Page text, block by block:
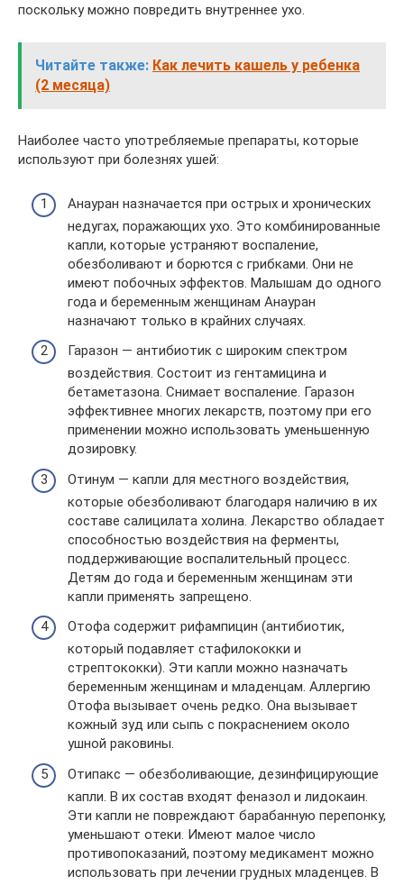
поскольку можно повредить внутреннее ухо.
Читайте также: Как лечить кашель у ребенка
(2 месяца)
Наиболее часто употребляемые препараты, которые
используют при болезнях ушей:
Анауран назначается при острых и хронических
недугах, поражающих ухо. Это комбинированные
капли, которые устраняют воспаление,
обезболивают и борются с грибками. Они не
имеют побочных эффектов. Малышам до одного
года и беременным женщинам Анауран
назначают только в крайних случаях.
Гаразон — антибиотик с широким спектром
воздействия. Состоит из гентамицина и
бетаметазона. Снимает воспаление. Гаразон
эффективнее многих лекарств, поэтому при его
применении можно использовать уменьшенную
дозировку.
Отинум — капли для местного воздействия,
которые обезболивают благодаря наличию в их
составе салицилата холина. Лекарство обладает
способностью воздействия на ферменты,
поддерживающие воспалительный процесс.
Детям до года и беременным женщинам эти
капли применять запрещено.
Отофа содержит рифампицин (антибиотик,
который подавляет стафилококки и
стрептококки). Эти капли можно назначать
беременным женщинам и младенцам. Аллергию
Отофа вызывает очень редко. Она вызывает
кожный зуд или сыпь с покраснением около
ушной раковины.
Отипакс — обезболивающие, дезинфицирующие
капли. В их состав входят феназол и лидокаин.
Эти капли не повреждают барабанную перепонку,
уменьшают отеки. Имеют малое число
противопоказаний, поэтому медикамент можно
использовать при лечении грудных младенцев. В